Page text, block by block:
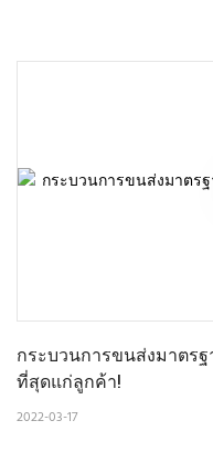
กระบวนการขนส่งมาตร
ที่สุดแก่ลูกค้า!
2022-03-17